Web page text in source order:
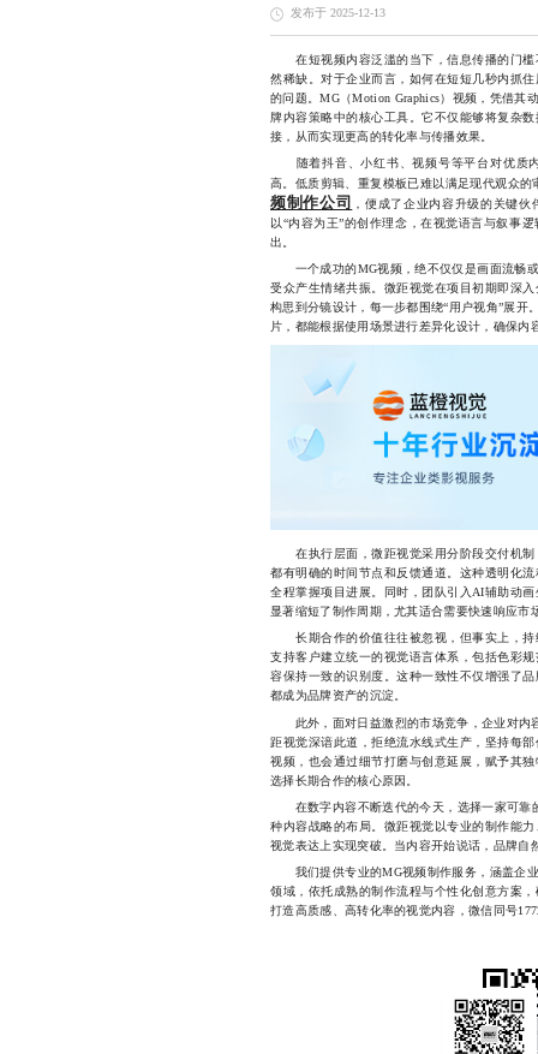
发布于 2025-12-13
在短视频内容泛滥的当下，信息传播的门槛
然稀缺。对于企业而言，如何在短短几秒内抓
的问题。MG（Motion Graphics）视频，凭借其
牌内容策略中的核心工具。它不仅能够将复杂
接，从而实现更高的转化率与传播效果。
随着抖音、小红书、视频号等平台对优质
高。低质剪辑、重复模板已难以满足现代观众
频制作公司
，便成了企业内容升级的关键
以“内容为王”的创作理念，在视觉语言与叙事
出。
一个成功的MG视频，绝不仅仅是画面流畅或
受众产生情绪共振。微距视觉在项目初期即深
构思到分镜设计，每一步都围绕“用户视角”展
片，都能根据使用场景进行差异化设计，确保内
在执行层面，微距视觉采用分阶段交付机制
都有明确的时间节点和反馈通道。这种透明化
全程掌握项目进展。同时，团队引入AI辅助动
显著缩短了制作周期，尤其适合需要快速响应市
长期合作的价值往往被忽视，但事实上，持
支持客户建立统一的视觉语言体系，包括色彩
容保持一致的识别度。这种一致性不仅增强了
都成为品牌资产的沉淀。
此外，面对日益激烈的市场竞争，企业对内
距视觉深谙此道，拒绝流水线式生产，坚持每
视频，也会通过细节打磨与创意延展，赋予其
选择长期合作的核心原因。
在数字内容不断迭代的今天，选择一家可靠
种内容战略的布局。微距视觉以专业的制作能
视觉表达上实现突破。当内容开始说话，品牌自
我们提供专业的MG视频制作服务，涵盖企业
领域，依托成熟的制作流程与个性化创意方案
打造高质感、高转化率的视觉内容，微信同号